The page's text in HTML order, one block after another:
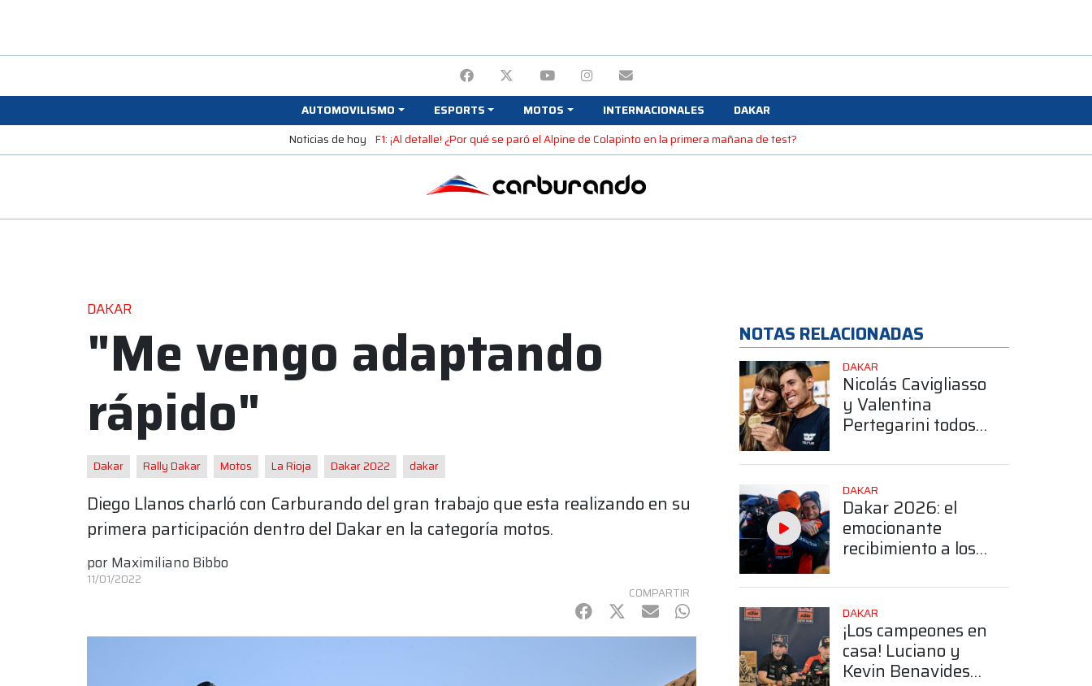
AUTOMOVILISMO ESPORTS MOTOS INTERNACIONALES
DAKAR
Noticias de hoy F1: ¡Al detalle! ¿Por qué se paró el Alpine de Colapinto en la primera mañana de test?
DAKAR
"Me vengo adaptando
rápido"
Dakar Rally Dakar Motos La Rioja Dakar 2022 dakar
Diego Llanos charló con Carburando del gran trabajo que esta realizando en su
primera participación dentro del Dakar en la categoría motos.
por Maximiliano Bibbo
11/01/2022
COMPARTIR
Facebook
Twitter
mail WhatsApp
NOTAS RELACIONADAS
DAKAR
Nicolás Cavigliasso
y Valentina
Pertegarini todos
obtuvieron en el
Dakar
DAKAR
Dakar 2026: el
emocionante
recibimiento a los
Benavides en
Salta
DAKAR
¡Los campeones en
casa! Luciano y
Kevin Benavides